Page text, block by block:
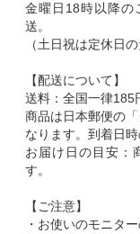
金曜日18時以降
送。
（土日祝は定休日
【配送について】
送料：全国一律185
商品は日本郵便の
なります。到着日時
お届け日の目安：
す。
【ご注意】
・お使いのモニタ